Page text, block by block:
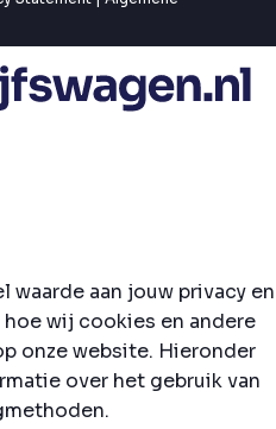
aan jouw privacy en
wij cookies en andere
onze website. Hieronder
over het gebruik van